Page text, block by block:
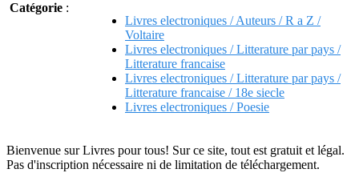
Catégorie :
Livres electroniques / Auteurs / R a Z /
Voltaire
Livres electroniques / Litterature par pays /
Litterature francaise
Livres electroniques / Litterature par pays /
Litterature francaise / 18e siecle
Livres electroniques / Poesie
Bienvenue sur Livres pour tous! Sur ce site, tout est gratuit et légal.
Pas d'inscription nécessaire ni de limitation de téléchargement.